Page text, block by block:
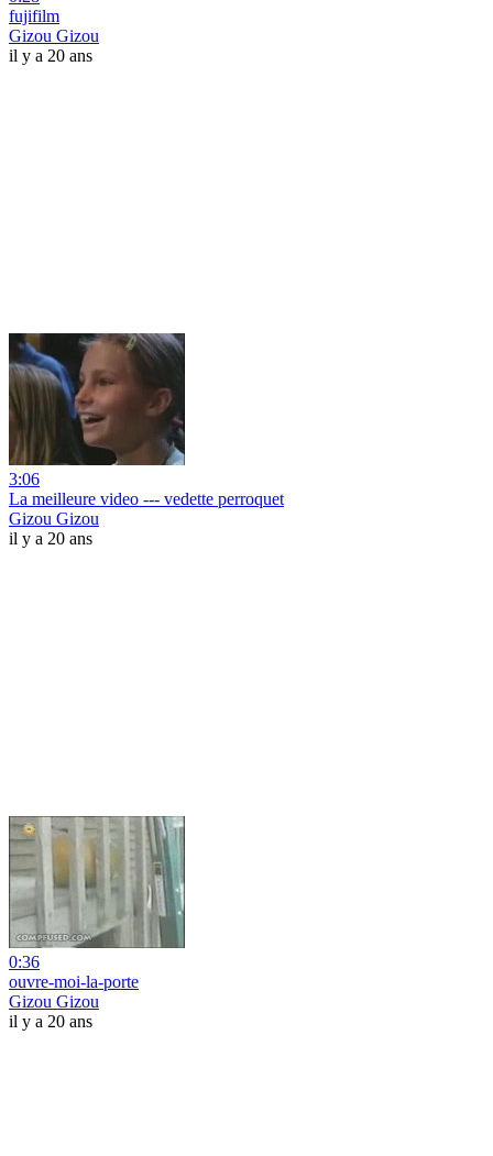
fujifilm
Gizou Gizou
il y a 20 ans
3:06
La meilleure video --- vedette perroquet
Gizou Gizou
il y a 20 ans
0:36
ouvre-moi-la-porte
Gizou Gizou
il y a 20 ans